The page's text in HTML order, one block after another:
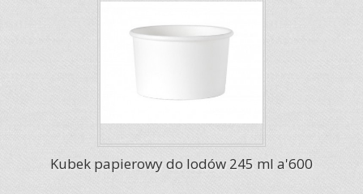
Kubek papierowy do lodów 245 ml a'600